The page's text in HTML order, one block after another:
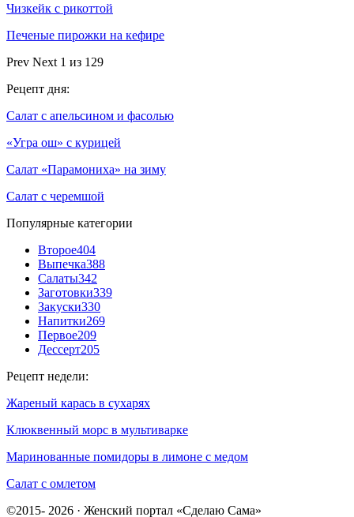
Чизкейк с рикоттой
Печеные пирожки на кефире
Prev Next 1 из 129
Рецепт дня:
Салат с апельсином и фасолью
«Угра ош» с курицей
Салат «Парамониха» на зиму
Салат с черемшой
Популярные категории
Второе404
Выпечка388
Салаты342
Заготовки339
Закуски330
Напитки269
Первое209
Дессерт205
Рецепт недели:
Жареный карась в сухарях
Клюквенный морс в мультиварке
Маринованные помидоры в лимоне с медом
Салат с омлетом
©2015- 2026 · Женский портал «Сделаю Сама»